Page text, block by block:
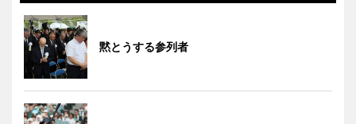
黙とうする参列者